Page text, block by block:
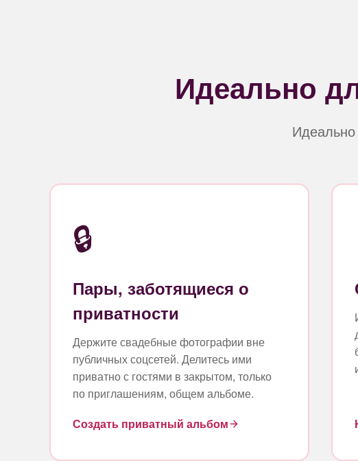
Идеально
🔒
Пары, заботящиеся о
приватности
Держите свадебные фотографии вне
публичных соцсетей. Делитесь ими
приватно с гостями в закрытом, только
по приглашениям, общем альбоме.
Создать приватный альбом